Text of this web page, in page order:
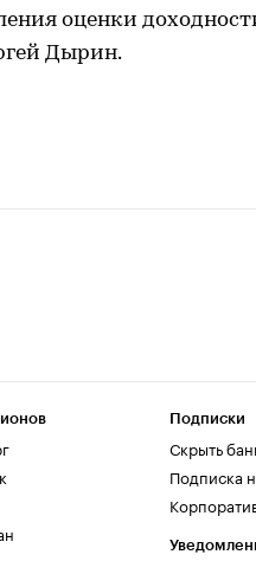
оценки
Дырин.
Подписки
Скрыть
Подписка